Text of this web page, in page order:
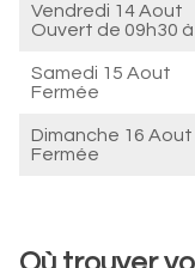
Vendredi 14 Aout
Ouvert de 09h30
Samedi 15 Aout
Fermée
Dimanche 16 Aout
Fermée